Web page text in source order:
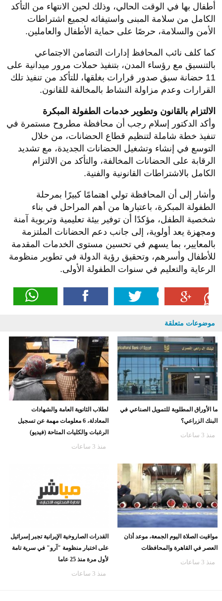
أطفال بها في الوقت الحالي، وذلك لحين الانتهاء من التأكد
الكامل من سلامة المبنى واستيفائه لجميع اشتراطات
الأمن والسلامة، حرصًا على حماية الأطفال والعاملين.
كما كلف نائب المحافظ إدارات التضامن الاجتماعي
بالتنسيق مع رؤساء المدن، بتنفيذ حملات مرور ميدانية على
11 حضانة سبق صدور قرارات بغلقها، للتأكد من تنفيذ تلك
القرارات وعدم مزاولة النشاط بالمخالفة للقانون.
الالتزام بالقانون وتطوير خدمات الطفولة المبكرة
وأكد الدكتور إسلام رجب أن محافظة مطروح مستمرة في
تنفيذ خطة شاملة لتنظيم قطاع الحضانات، من خلال
التوسع في إنشاء وتشغيل الحضانات الجديدة، مع تشديد
الرقابة على الحضانات المخالفة، والتأكد من الالتزام
الكامل بالاشتراطات القانونية والفنية.
وأشار إلى أن المحافظة تولي اهتمامًا كبيرًا بمرحلة
الطفولة المبكرة، باعتبارها من أهم المراحل في بناء
شخصية الطفل، مؤكدًا أن توفير بيئة تعليمية وتربوية آمنة
ومجهزة يعد أولوية، إلى جانب دعم الحضانات الملتزمة
بالمعايير، بما يسهم في تحسين مستوى الخدمات المقدمة
للأطفال وأسرهم، وتحقيق رؤية الدولة في تطوير منظومة
الرعاية والتعليم في سنوات الطفولة الأولى.
موضوعات متعلقة
ما الأوراق المطلوبة للتمويل الصناعي في
البنك الزراعي؟
منذ 3 ساعات
لطلاب الثانوية العامة والشهادات
المعادلة، 6 معلومات مهمة عن تسجيل
الرغبات والكليات المتاحة (فيديو)
منذ 3 ساعات
مواقيت الصلاة اليوم الجمعة، موعد أذان
العصر في القاهرة والمحافظات
منذ 3 ساعات
القدرات الصاروخية الإيرانية تجبر إسرائيل
على اختبار منظومة "آرو" في سرية تامة
لأول مرة منذ 25 عاما
منذ 3 ساعات